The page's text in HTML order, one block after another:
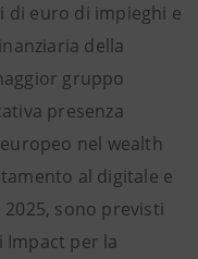
di euro di impieghi e
della
gruppo
presenza
nel wealth
al digitale e
sono previsti
Impact per la